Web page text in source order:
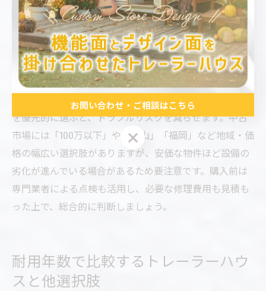
中古トレーラーハウスを選ぶ際は、水回り設備の状態確
認が非常に重要です。特に浴室やトイレの配管、給排水
設備の劣化や漏水跡、カビの有無などをしっかりチェッ
クしましょう。現地見学時には、実際に水を流して動作
確認を行うと安心です。
また、過去のメンテナンス履歴や修繕記録が明確な物件
を優先的に選ぶと、トラブルリスクを減らせます。中古
市場には「100万以下」や「富山」「福岡」など地域・価
格の幅広い選択肢がありますが、安価な物件ほど設備の
劣化が進んでいる場合があるため要注意です。購入前は
専門業者による点検も活用し、必要な修理費用も見積も
った上で、総合的に判断しましょう。
耐用年数で比較するトレーラーハウ
スと他選択肢
お問い合わせ・ご相談はこちら
お問い合わせ・ご相談はこちら